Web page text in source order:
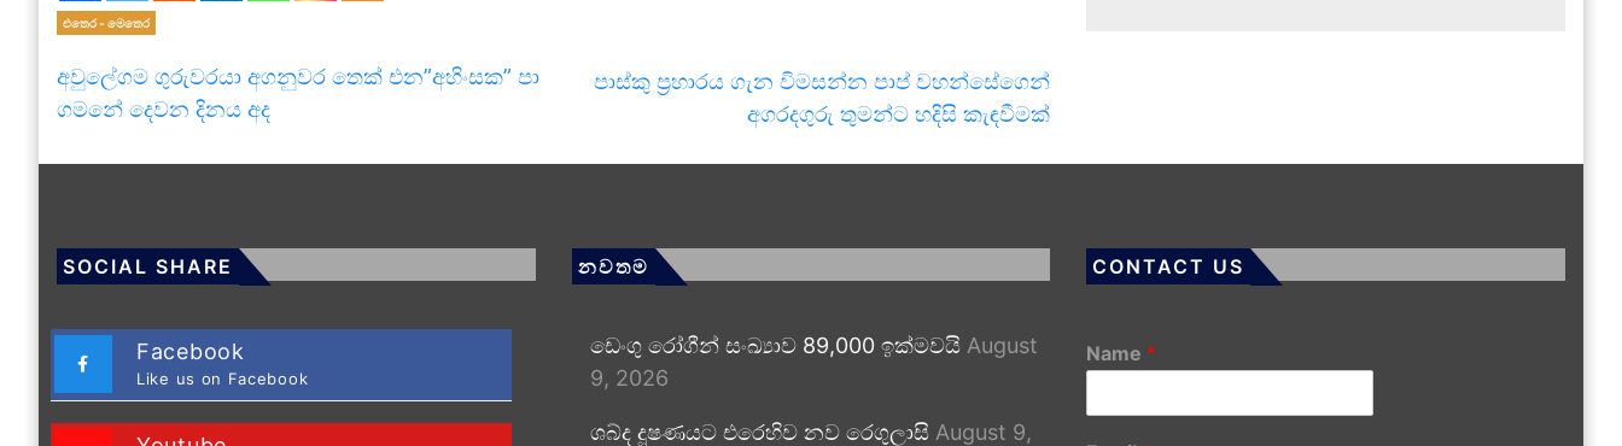
එතෙර - මෙතෙර
අවුලේගම ගුරුවරයා අගනුවර තෙක් එන”අහිංසක” පා
ගමනේ දෙවන දිනය අද
පාස්කු ප්‍රහාරය ගැන විමසන්න පාප් වහන්සේගෙන්
අගරදගුරු තුමන්ට හදිසි කැඳවීමක්
SOCIAL SHARE
Facebook
Like us on Facebook
නවතම
ඩෙංගු රෝගීන් සංඛ්‍යාව 89,000 ඉක්මවයි August
9, 2026
ශබ්ද දූෂණයට එරෙහිව නව රෙගුලාසි August 9,
CONTACT US
Name *